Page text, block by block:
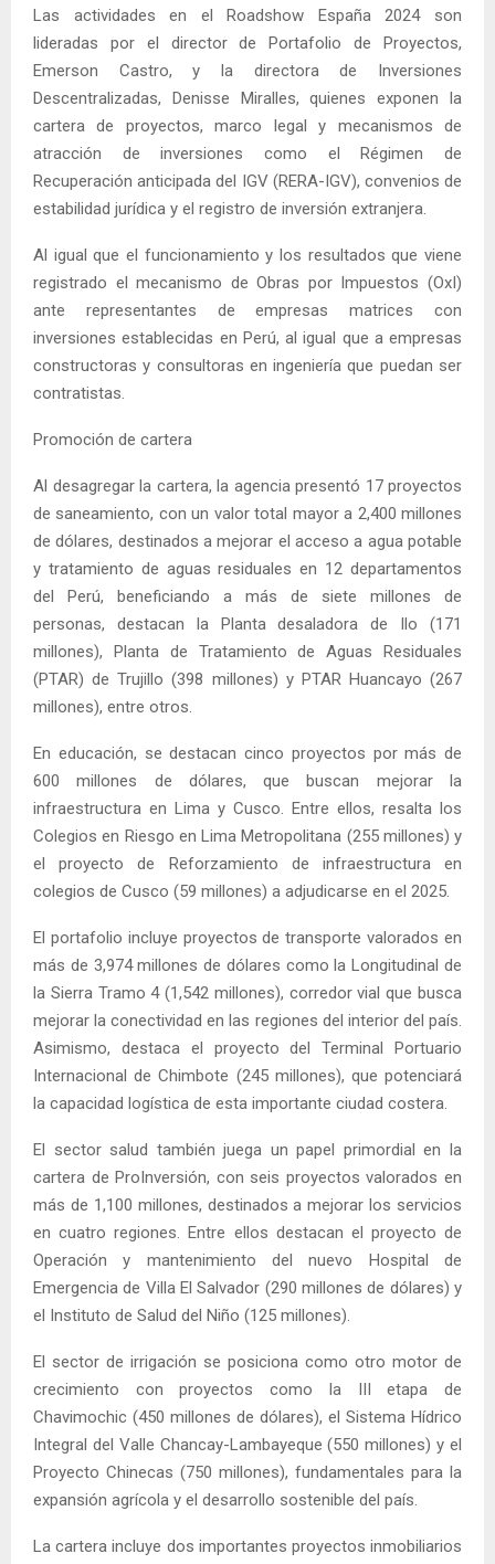
Las actividades en el Roadshow España 2024 son
lideradas por el director de Portafolio de Proyectos,
Emerson Castro, y la directora de Inversiones
Descentralizadas, Denisse Miralles, quienes exponen la
cartera de proyectos, marco legal y mecanismos de
atracción de inversiones como el Régimen de
Recuperación anticipada del IGV (RERA-IGV), convenios de
estabilidad jurídica y el registro de inversión extranjera.
Al igual que el funcionamiento y los resultados que viene
registrado el mecanismo de Obras por Impuestos (OxI)
ante representantes de empresas matrices con
inversiones establecidas en Perú, al igual que a empresas
constructoras y consultoras en ingeniería que puedan ser
contratistas.
Promoción de cartera
Al desagregar la cartera, la agencia presentó 17 proyectos
de saneamiento, con un valor total mayor a 2,400 millones
de dólares, destinados a mejorar el acceso a agua potable
y tratamiento de aguas residuales en 12 departamentos
del Perú, beneficiando a más de siete millones de
personas, destacan la Planta desaladora de Ilo (171
millones), Planta de Tratamiento de Aguas Residuales
(PTAR) de Trujillo (398 millones) y PTAR Huancayo (267
millones), entre otros.
En educación, se destacan cinco proyectos por más de
600 millones de dólares, que buscan mejorar la
infraestructura en Lima y Cusco. Entre ellos, resalta los
Colegios en Riesgo en Lima Metropolitana (255 millones) y
el proyecto de Reforzamiento de infraestructura en
colegios de Cusco (59 millones) a adjudicarse en el 2025.
El portafolio incluye proyectos de transporte valorados en
más de 3,974 millones de dólares como la Longitudinal de
la Sierra Tramo 4 (1,542 millones), corredor vial que busca
mejorar la conectividad en las regiones del interior del país.
Asimismo, destaca el proyecto del Terminal Portuario
Internacional de Chimbote (245 millones), que potenciará
la capacidad logística de esta importante ciudad costera.
El sector salud también juega un papel primordial en la
cartera de ProInversión, con seis proyectos valorados en
más de 1,100 millones, destinados a mejorar los servicios
en cuatro regiones. Entre ellos destacan el proyecto de
Operación y mantenimiento del nuevo Hospital de
Emergencia de Villa El Salvador (290 millones de dólares) y
el Instituto de Salud del Niño (125 millones).
El sector de irrigación se posiciona como otro motor de
crecimiento con proyectos como la III etapa de
Chavimochic (450 millones de dólares), el Sistema Hídrico
Integral del Valle Chancay-Lambayeque (550 millones) y el
Proyecto Chinecas (750 millones), fundamentales para la
expansión agrícola y el desarrollo sostenible del país.
La cartera incluye dos importantes proyectos inmobiliarios